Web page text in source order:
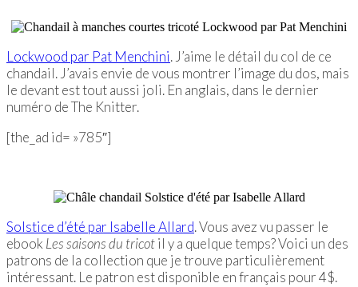
Lockwood par Pat Menchini. J’aime le détail du col de ce
chandail. J’avais envie de vous montrer l’image du dos, mais
le devant est tout aussi joli. En anglais, dans le dernier
numéro de The Knitter.
[the_ad id= »785″]
Solstice d’été par Isabelle Allard. Vous avez vu passer le
ebookLes saisons du tricotil y a quelque temps? Voici un des
patrons de la collection que je trouve particulièrement
intéressant. Le patron est disponible en français pour 4$.